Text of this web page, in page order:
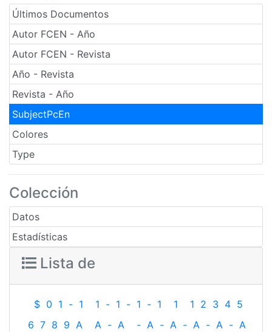
Últimos Documentos
Autor FCEN - Año
Autor FCEN - Revista
Año - Revista
Revista - Año
SubjectPcEn
Colores
Type
Colección
Datos
Estadísticas
Lista de
$ 0 1 - 1 1 - 1 - 1 - 1 1 1 2 3 4 5
6 7 8 9 A A - A - A - A - A - A - A